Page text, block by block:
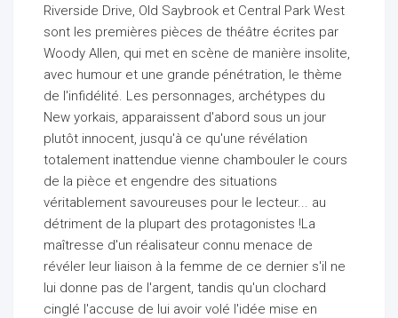
Riverside Drive, Old Saybrook et Central Park West
sont les premières pièces de théâtre écrites par
Woody Allen, qui met en scène de manière insolite,
avec humour et une grande pénétration, le thème
de l'infidélité. Les personnages, archétypes du
New yorkais, apparaissent d'abord sous un jour
plutôt innocent, jusqu'à ce qu'une révélation
totalement inattendue vienne chambouler le cours
de la pièce et engendre des situations
véritablement savoureuses pour le lecteur... au
détriment de la plupart des protagonistes !La
maîtresse d'un réalisateur connu menace de
révéler leur liaison à la femme de ce dernier s'il ne
lui donne pas de l'argent, tandis qu'un clochard
cinglé l'accuse de lui avoir volé l'idée mise en